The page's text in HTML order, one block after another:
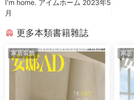
I’m home. アイムホーム 2023年5
月
更多本類書籍雜誌
家居裝飾 家居